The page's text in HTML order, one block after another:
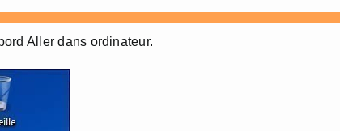
Aller dans ordinateur.